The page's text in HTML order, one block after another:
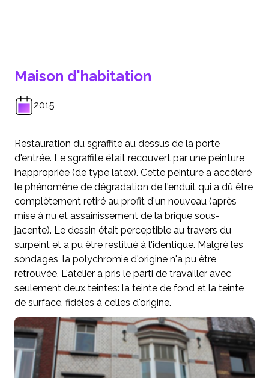
Maison d'habitation
2015
Restauration du sgraffite au dessus de la porte
d'entrée. Le sgraffite était recouvert par une peinture
inappropriée (de type latex). Cette peinture a accéléré
le phénomène de dégradation de l'enduit qui a dû être
complètement retiré au profit d'un nouveau (après
mise à nu et assainissement de la brique sous-
jacente). Le dessin était perceptible au travers du
surpeint et a pu être restitué à l'identique. Malgré les
sondages, la polychromie d'origine n'a pu être
retrouvée. L'atelier a pris le parti de travailler avec
seulement deux teintes: la teinte de fond et la teinte
de surface, fidèles à celles d'origine.